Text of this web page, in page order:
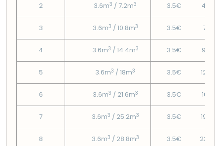
2 3.6m3 / 7.2m3 3.5€ 4.49€
3 3.6m3 / 10.8m3 3.5€ 7.01€
4 3.6m3 / 14.4m3 3.5€ 9.53€
5 3.6m3 / 18m3 3.5€ 12.63€
6 3.6m3 / 21.6m3 3.5€ 16.21€
7 3.6m3 / 25.2m3 3.5€ 19.79€
8 3.6m3 / 28.8m3 3.5€